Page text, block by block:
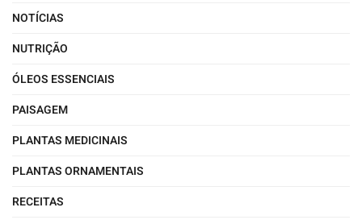
NOTÍCIAS
NUTRIÇÃO
ÓLEOS ESSENCIAIS
PAISAGEM
PLANTAS MEDICINAIS
PLANTAS ORNAMENTAIS
RECEITAS